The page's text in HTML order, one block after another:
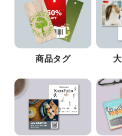
商品タグ